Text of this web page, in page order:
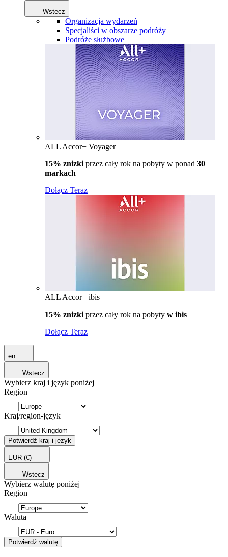
Wstecz
Organizacja wydarzeń
Specjaliści w obszarze podróży
Podróże służbowe
ALL Accor+ Voyager
15% znizki przez cały rok na pobyty w ponad 30
markach
Dołącz Teraz
ALL Accor+ ibis
15% znizki przez cały rok na pobyty w ibis
Dołącz Teraz
en
Wstecz
Wybierz kraj i język poniżej
Region
Kraj/region-język
Potwierdź kraj i język
EUR (€)
Wstecz
Wybierz walutę poniżej
Region
Waluta
Potwierdź walutę